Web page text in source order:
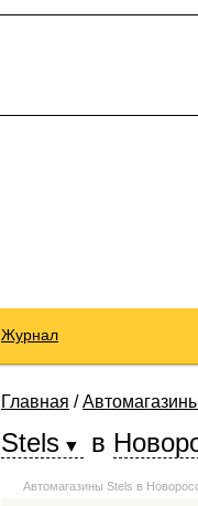
Журнал
Главная /
Stels в
Автомагазины Stels в